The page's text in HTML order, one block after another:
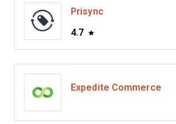
Prisync
4.7
Expedite Commerce